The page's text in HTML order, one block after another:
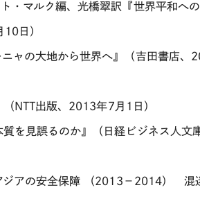
ト・マルク編、光橋翠訳『世界平和
日）
ャの大地から世界へ』（吉田書店、
NTT出版、2013年7月1日）
を見誤るのか』（日経ビジネス人文
ジアの安全保障 （2013－2014） 混